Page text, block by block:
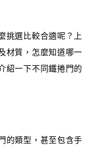
挑選比較合適呢？上
材質，怎麼知道哪一
紹一下不同鐵捲門的
的類型，甚至包含手